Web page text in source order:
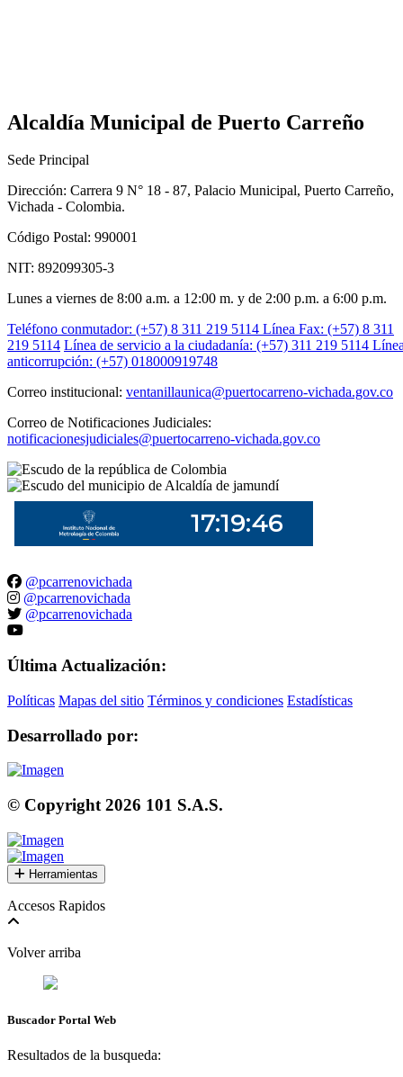
Alcaldía Municipal de Puerto Carreño
Sede Principal
Dirección: Carrera 9 N° 18 - 87, Palacio Municipal, Puerto Carreño,
Vichada - Colombia.
Código Postal: 990001
NIT: 892099305-3
Lunes a viernes de 8:00 a.m. a 12:00 m. y de 2:00 p.m. a 6:00 p.m.
Teléfono conmutador: (+57) 8 311 219 5114 Línea Fax: (+57) 8 311
219 5114 Línea de servicio a la ciudadanía: (+57) 311 219 5114
anticorrupción: (+57) 018000919748
Correo institucional: ventanillaunica@puertocarreno-vichada.gov.co
Correo de Notificaciones Judiciales:
notificacionesjudiciales@puertocarreno-vichada.gov.co
@pcarrenovichada
@pcarrenovichada
@pcarrenovichada
Última Actualización:
Políticas Mapas del sitio Términos y condiciones Estadísticas
Desarrollado por:
© Copyright 2026 101 S.A.S.
Herramientas
Accesos Rapidos
Volver arriba
Buscador Portal Web
Resultados de la busqueda: